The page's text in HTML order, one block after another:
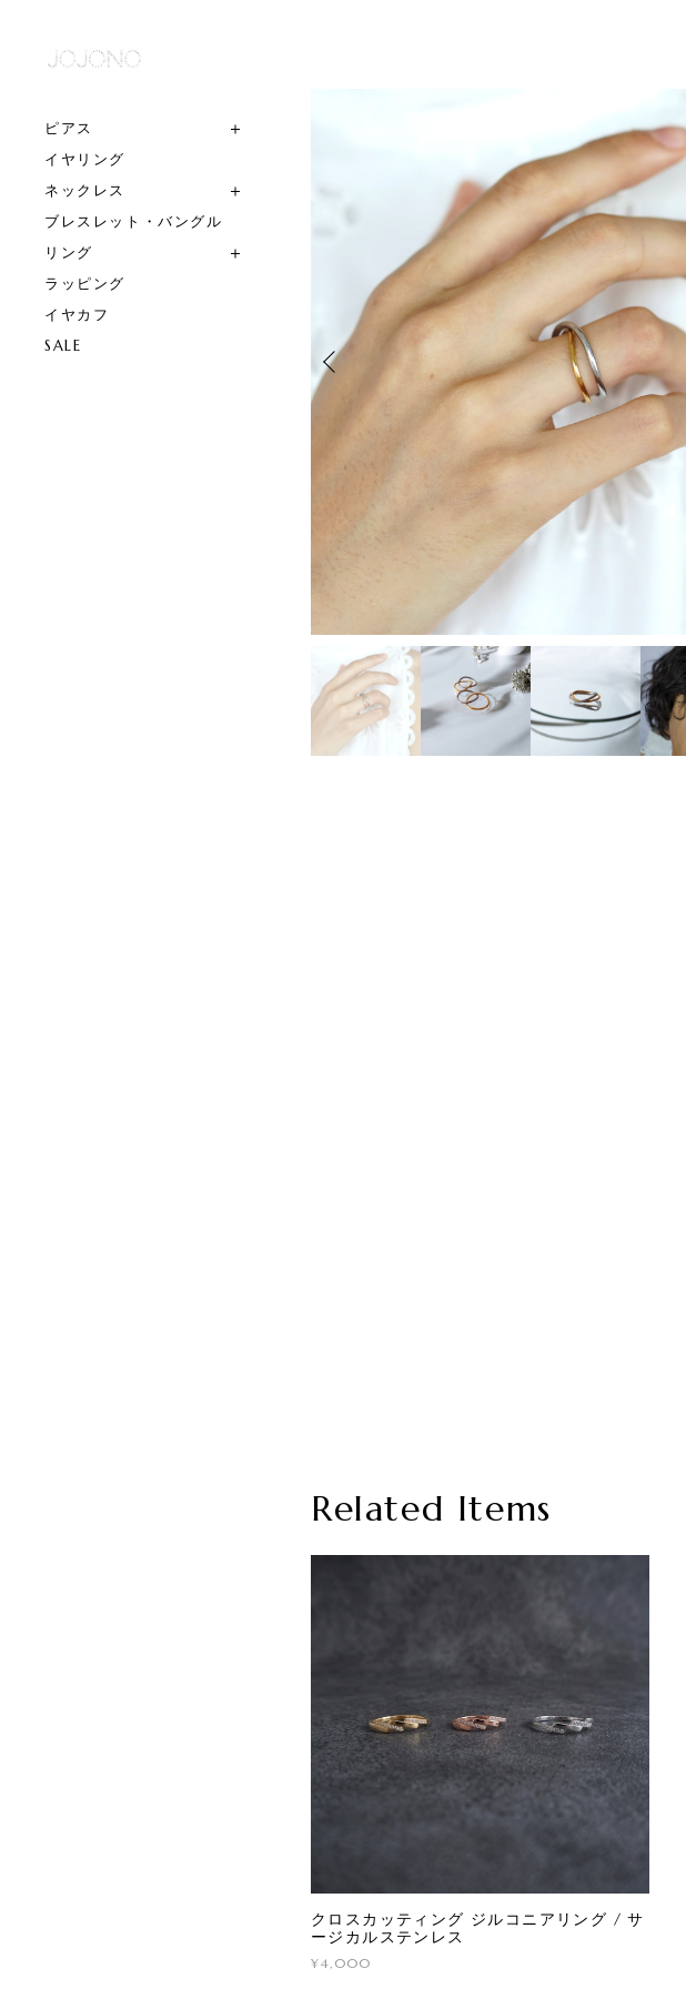
ピアス
イヤリング
ネックレス
ブレスレット・バングル
リング
ラッピング
イヤカフ
SALE
Related Items
クロスカッティング ジルコニアリング / サ
ージカルステンレス
¥4,000